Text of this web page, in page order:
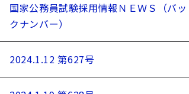
国家公務員試験採用情報ＮＥＷＳ（バッ
クナンバー）
2024.1.12 第627号